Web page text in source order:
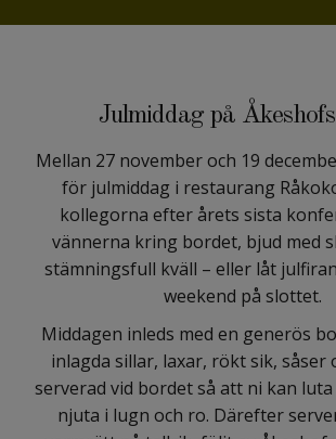
Julmiddag på
Mellan 27 november och 19
för julmiddag i restaurang
kollegorna efter årets sista
vännerna kring bordet, bjud med
stämningsfull kväll – eller låt
weekend på slottet.
Middagen inleds med en generös
inlagda sillar, laxar, rökt sik, såser
serverad vid bordet så att ni kan
njuta i lugn och ro. Därefter